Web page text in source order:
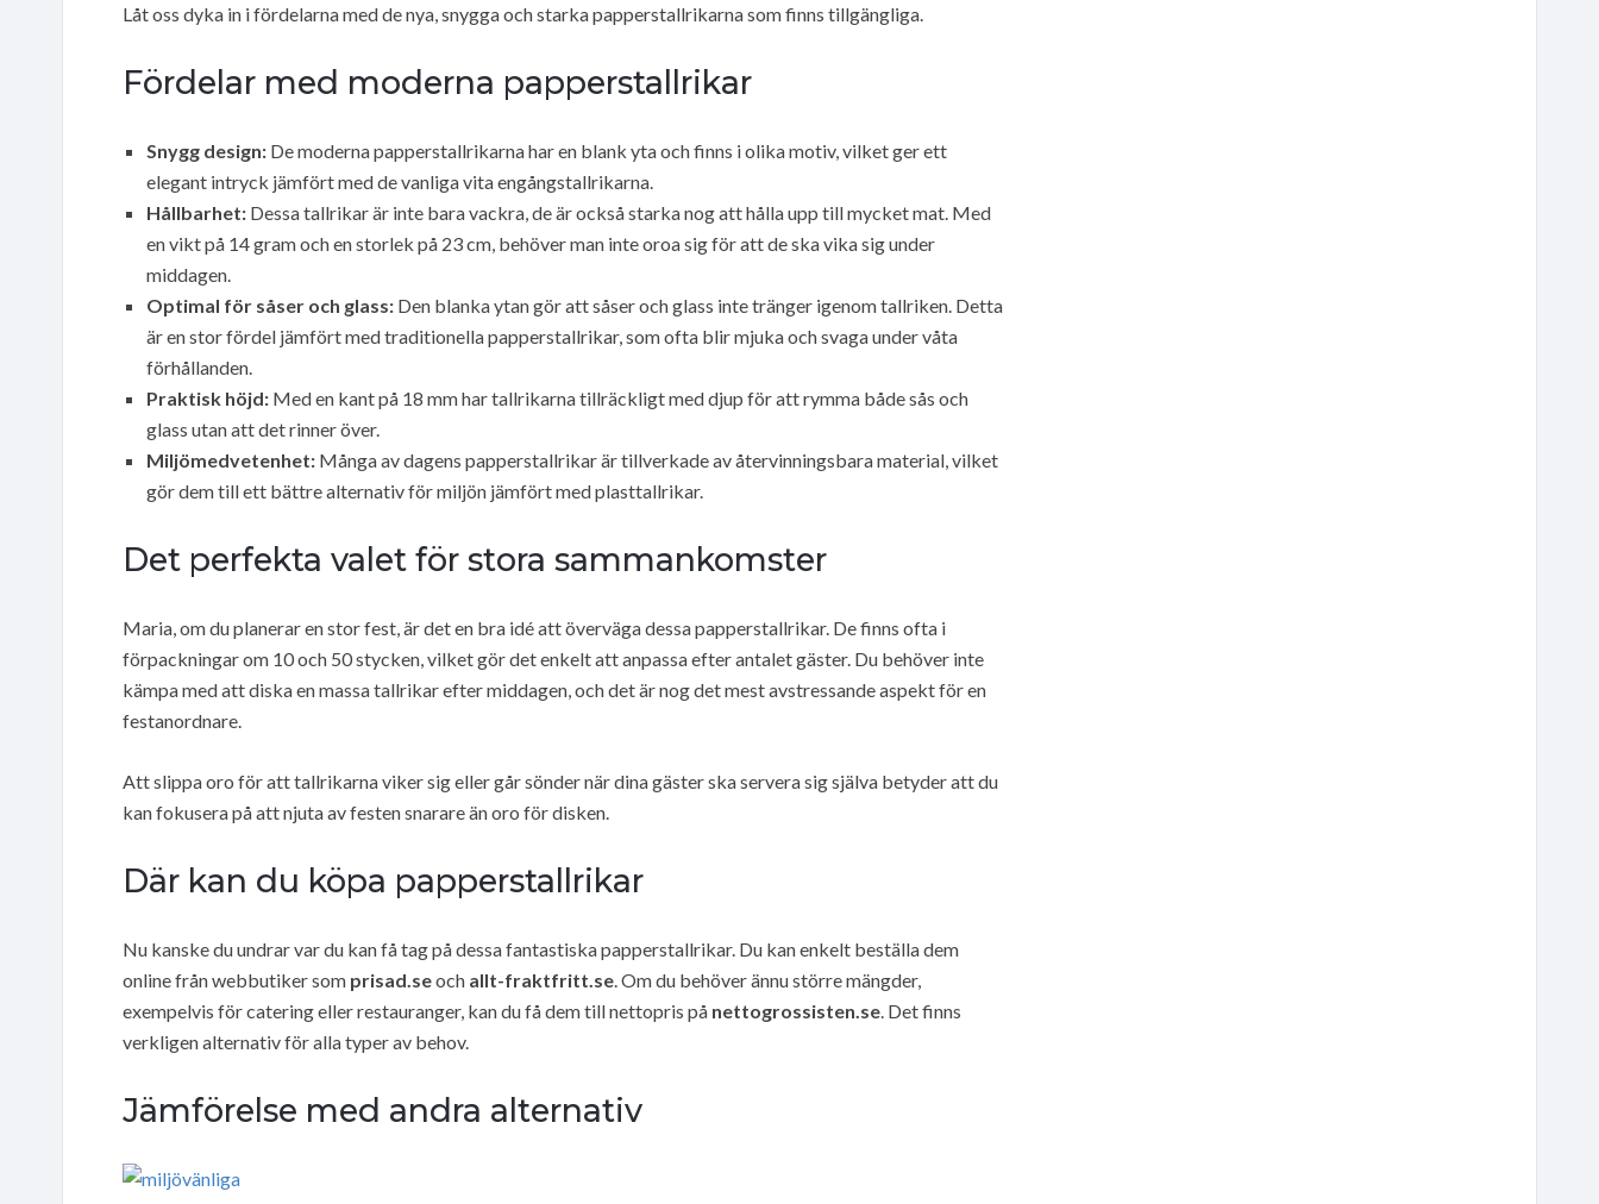
Låt oss dyka in i fördelarna med de nya, snygga och starka papperstallrikarna som finns tillgängliga.
Fördelar med moderna papperstallrikar
Snygg design: De moderna papperstallrikarna har en blank yta och finns i olika motiv, vilket ger ett
elegant intryck jämfört med de vanliga vita engångstallrikarna.
Hållbarhet: Dessa tallrikar är inte bara vackra, de är också starka nog att hålla upp till mycket mat. Med
en vikt på 14 gram och en storlek på 23 cm, behöver man inte oroa sig för att de ska vika sig under
middagen.
Optimal för såser och glass: Den blanka ytan gör att såser och glass inte tränger igenom tallriken. Detta
är en stor fördel jämfört med traditionella papperstallrikar, som ofta blir mjuka och svaga under våta
förhållanden.
Praktisk höjd: Med en kant på 18 mm har tallrikarna tillräckligt med djup för att rymma både sås och
glass utan att det rinner över.
Miljömedvetenhet: Många av dagens papperstallrikar är tillverkade av återvinningsbara material, vilket
gör dem till ett bättre alternativ för miljön jämfört med plasttallrikar.
Det perfekta valet för stora sammankomster
Maria, om du planerar en stor fest, är det en bra idé att överväga dessa papperstallrikar. De finns ofta i
förpackningar om 10 och 50 stycken, vilket gör det enkelt att anpassa efter antalet gäster. Du behöver inte
kämpa med att diska en massa tallrikar efter middagen, och det är nog det mest avstressande aspekt för en
festanordnare.
Att slippa oro för att tallrikarna viker sig eller går sönder när dina gäster ska servera sig själva betyder att du
kan fokusera på att njuta av festen snarare än oro för disken.
Där kan du köpa papperstallrikar
Nu kanske du undrar var du kan få tag på dessa fantastiska papperstallrikar. Du kan enkelt beställa dem
online från webbutiker som prisad.seoch allt-fraktfritt.se. Om du behöver ännu större mängder,
exempelvis för catering eller restauranger, kan du få dem till nettopris på nettogrossisten.se. Det finns
verkligen alternativ för alla typer av behov.
Jämförelse med andra alternativ